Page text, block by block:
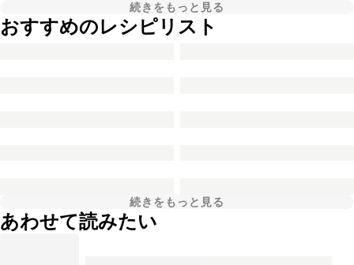
続きをもっと見る
おすすめのレシピリスト
続きをもっと見る
あわせて読みたい